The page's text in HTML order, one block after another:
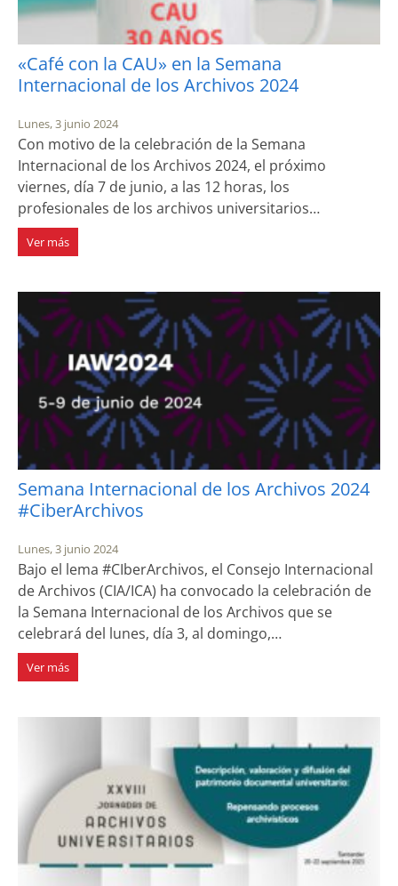
«Café con la CAU» en la Semana
Internacional de los Archivos 2024
Lunes, 3 junio 2024
Con motivo de la celebración de la Semana
Internacional de los Archivos 2024, el próximo
viernes, día 7 de junio, a las 12 horas, los
profesionales de los archivos universitarios…
Ver más
Semana Internacional de los Archivos 2024
#CiberArchivos
Lunes, 3 junio 2024
Bajo el lema #CIberArchivos, el Consejo Internacional
de Archivos (CIA/ICA) ha convocado la celebración de
la Semana Internacional de los Archivos que se
celebrará del lunes, día 3, al domingo,…
Ver más